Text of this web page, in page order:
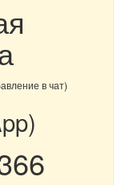
в чат)